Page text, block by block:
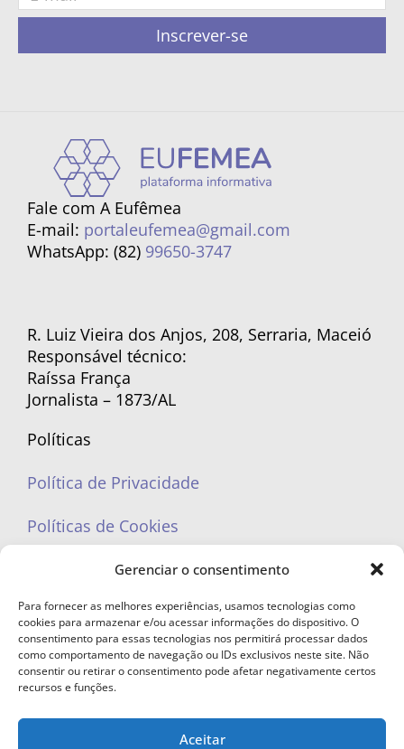
Gerenciar o consentimento
Para fornecer as melhores experiências, usamos tecnologias como
cookies para armazenar e/ou acessar informações do dispositivo. O
consentimento para essas tecnologias nos permitirá processar dados
como comportamento de navegação ou IDs exclusivos neste site. Não
consentir ou retirar o consentimento pode afetar negativamente certos
recursos e funções.
Aceitar
Inscrever-se
Fale com A Eufêmea
E-mail: portaleufemea@gmail.com
WhatsApp: (82) 99650-3747
R. Luiz Vieira dos Anjos, 208, Serraria, Maceió
Responsável técnico:
Raíssa França
Jornalista – 1873/AL
Políticas
Política de Privacidade
Políticas de Cookies
portaleufemea@gmail.com
© Copyright 2023 - Todos os direitos reservados. Proibida cópia total ou